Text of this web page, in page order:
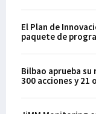
El Plan de
paquete de
Bilbao aprueba
300 acciones y 21